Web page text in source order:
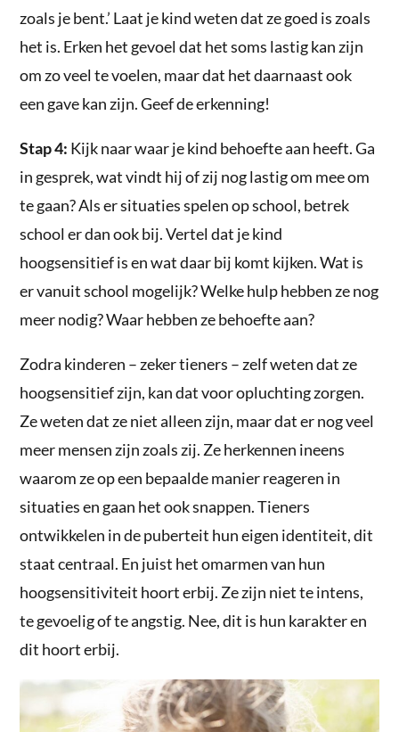
zoals je bent.’ Laat je kind weten dat ze goed is zoals
het is. Erken het gevoel dat het soms lastig kan zijn
om zo veel te voelen, maar dat het daarnaast ook
een gave kan zijn. Geef de erkenning!
Stap 4: Kijk naar waar je kind behoefte aan heeft. Ga
in gesprek, wat vindt hij of zij nog lastig om mee om
te gaan? Als er situaties spelen op school, betrek
school er dan ook bij. Vertel dat je kind
hoogsensitief is en wat daar bij komt kijken. Wat is
er vanuit school mogelijk? Welke hulp hebben ze nog
meer nodig? Waar hebben ze behoefte aan?
Zodra kinderen – zeker tieners – zelf weten dat ze
hoogsensitief zijn, kan dat voor opluchting zorgen.
Ze weten dat ze niet alleen zijn, maar dat er nog veel
meer mensen zijn zoals zij. Ze herkennen ineens
waarom ze op een bepaalde manier reageren in
situaties en gaan het ook snappen. Tieners
ontwikkelen in de puberteit hun eigen identiteit, dit
staat centraal. En juist het omarmen van hun
hoogsensitiviteit hoort erbij. Ze zijn niet te intens,
te gevoelig of te angstig. Nee, dit is hun karakter en
dit hoort erbij.